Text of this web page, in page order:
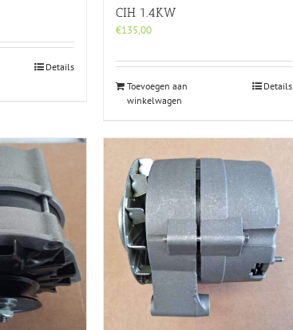
Details
CIH 1.4KW
€135,00
Toevoegen aan
winkelwagen
Details